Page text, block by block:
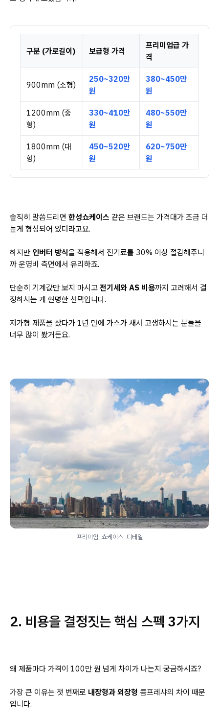
구분 (가로길이) 보급형 가격
프리미엄급 가
격
900mm (소형)
250~320만
원
380~450만
원
1200mm (중
형)
330~410만
원
480~550만
원
1800mm (대
형)
450~520만
원
620~750만
원
솔직히 말씀드리면 한성쇼케이스 같은 브랜드는 가격대가 조금 더
높게 형성되어 있더라고요.
하지만 인버터 방식을 적용해서 전기료를 30% 이상 절감해주니
까 운영비 측면에서 유리하죠.
단순히 기계값만 보지 마시고 전기세와 AS 비용까지 고려해서 결
정하시는 게 현명한 선택입니다.
저가형 제품을 샀다가 1년 만에 가스가 새서 고생하시는 분들을
너무 많이 봤거든요.
프리미엄_쇼케이스_디테일
2. 비용을 결정짓는 핵심 스펙 3가지
왜 제품마다 가격이 100만 원 넘게 차이가 나는지 궁금하시죠?
가장 큰 이유는 첫 번째로 내장형과 외장형 콤프레샤의 차이 때문
입니다.